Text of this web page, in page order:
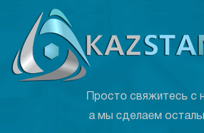
Просто свяжитесь с
а мы сделаем